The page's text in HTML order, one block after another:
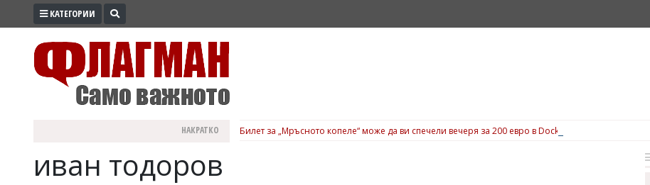
ПРОМО
ЗДРАВЕ
КАТЕГОРИИ
НАКРАТКО Билет за „Мръсното копеле“ може да ви спечели вечеря за 200 евро в Dock 5, вижте подробности
иван тодоров